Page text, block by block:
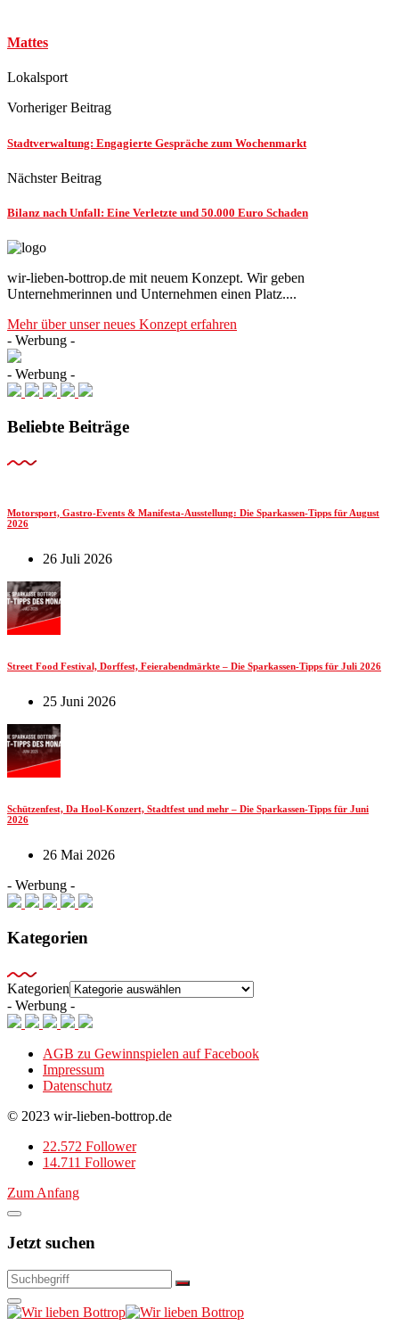
Mattes
Lokalsport
Vorheriger Beitrag
Stadtverwaltung: Engagierte Gespräche zum Wochenmarkt
Nächster Beitrag
Bilanz nach Unfall: Eine Verletzte und 50.000 Euro Schaden
wir-lieben-bottrop.de mit neuem Konzept. Wir geben
Unternehmerinnen und Unternehmen einen Platz....
Mehr über unser neues Konzept erfahren
- Werbung -
- Werbung -
Beliebte Beiträge
Motorsport, Gastro-Events & Manifesta-Ausstellung: Die Sparkassen-Tipps für August
2026
26 Juli 2026
Street Food Festival, Dorffest, Feierabendmärkte – Die Sparkassen-Tipps für Juli 2026
25 Juni 2026
Schützenfest, Da Hool-Konzert, Stadtfest und mehr – Die Sparkassen-Tipps für Juni
2026
26 Mai 2026
- Werbung -
Kategorien
Kategorien
- Werbung -
AGB zu Gewinnspielen auf Facebook
Impressum
Datenschutz
© 2023 wir-lieben-bottrop.de
22.572 Follower
14.711 Follower
Zum Anfang
Jetzt suchen